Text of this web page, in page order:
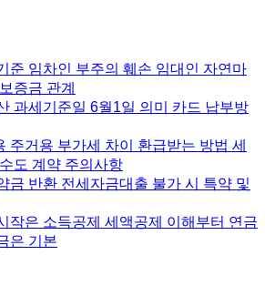
준 임차인 부주의 훼손 임대인 자연마
증금 관계
과세기준일 6월1일 의미 카드 납부방
주거용 부가세 차이 환급받는 방법 세
도 계약 주의사항
금 반환 전세자금대출 불가 시 특약 및
작은 소득공제 세액공제 이해부터 연금
은 기본